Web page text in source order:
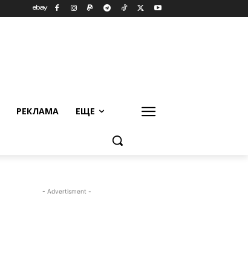
РЕКЛАМА ЕЩЕ
- Advertisment -